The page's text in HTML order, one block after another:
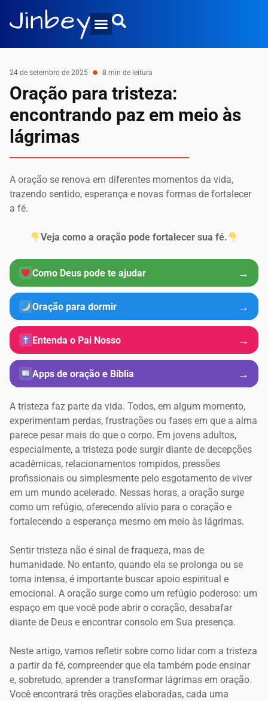
24 de setembro de 2025 8 min de leitura
Oração para tristeza:
encontrando paz em meio às
lágrimas
A oração se renova em diferentes momentos da vida,
trazendo sentido, esperança e novas formas de fortalecer
a fé.
Veja como a oração pode fortalecer sua fé.
Como Deus pode te ajudar →
Oração para dormir →
Entenda o Pai Nosso →
Apps de oração e Bíblia →
A tristeza faz parte da vida. Todos, em algum momento,
experimentam perdas, frustrações ou fases em que a alma
parece pesar mais do que o corpo. Em jovens adultos,
especialmente, a tristeza pode surgir diante de decepções
acadêmicas, relacionamentos rompidos, pressões
profissionais ou simplesmente pelo esgotamento de viver
em um mundo acelerado. Nessas horas, a oração surge
como um refúgio, oferecendo alívio para o coração e
fortalecendo a esperança mesmo em meio às lágrimas.
Sentir tristeza não é sinal de fraqueza, mas de
humanidade. No entanto, quando ela se prolonga ou se
torna intensa, é importante buscar apoio espiritual e
emocional. A oração surge como um refúgio poderoso: um
espaço em que você pode abrir o coração, desabafar
diante de Deus e encontrar consolo em Sua presença.
Neste artigo, vamos refletir sobre como lidar com a tristeza
a partir da fé, compreender que ela também pode ensinar
e, sobretudo, aprender a transformar lágrimas em oração.
Você encontrará três orações elaboradas, cada uma